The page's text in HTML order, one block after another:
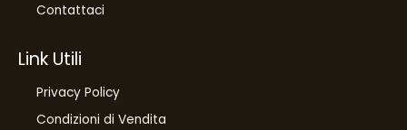
Contattaci
Link Utili
Privacy Policy
Condizioni di Vendita